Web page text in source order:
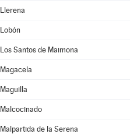
Llerena
Lobón
Los Santos de Maimona
Magacela
Maguilla
Malcocinado
Malpartida de la Serena